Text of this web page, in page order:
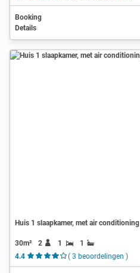
Booking
Details
Huis 1 slaapkamer, met air conditioning
30m² 2 1
1
4.4
( 3 beoordelingen )